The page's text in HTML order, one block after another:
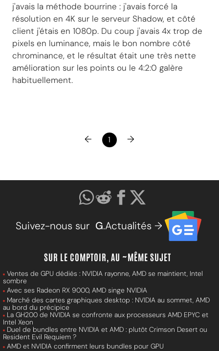
j'avais la méthode bourrine : j'avais forcé la
résolution en 4K sur le serveur Shadow, et côté
client j'étais en 1080p. Du coup j'avais 4x trop de
pixels en luminance, mais le bon nombre côté
chrominance, et le résultat était une très nette
amélioration sur les points ou le 4:2:0 galère
habituellement.
← 1 →
Suivez-nous sur G.Actualités →
SUR LE COMPTOIR, AU ~MÊME SUJET
Ventes de GPU dédiés : NVIDIA rayonne, AMD se maintient, Intel
sombre
Avec ses Radeon RX 9000, AMD singe NVIDIA
Marché des cartes graphiques desktop : NVIDIA au sommet, AMD
au bord du précipice
La GH200 de NVIDIA se confronte aux processeurs AMD EPYC et
Intel Xeon
Duel de bundles entre NVIDIA et AMD : plutôt Crimson Desert ou
Resident Evil Requiem ?
AMD et NVIDIA confirment leurs bundles pour GPU